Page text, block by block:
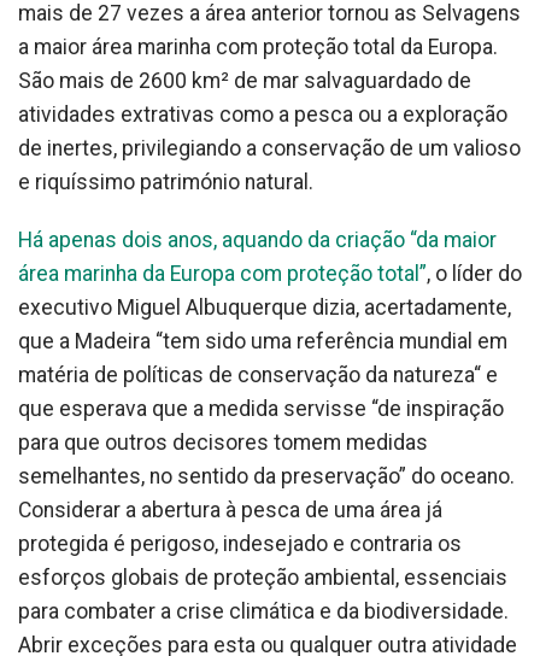
mais de 27 vezes a área anterior tornou as Selvagens
a maior área marinha com proteção total da Europa.
São mais de 2600 km² de mar salvaguardado de
atividades extrativas como a pesca ou a exploração
de inertes, privilegiando a conservação de um valioso
e riquíssimo património natural.
Há apenas dois anos, aquando da criação “da maior
área marinha da Europa com proteção total”, o líder do
executivo Miguel Albuquerque dizia, acertadamente,
que a Madeira “tem sido uma referência mundial em
matéria de políticas de conservação da natureza“ e
que esperava que a medida servisse “de inspiração
para que outros decisores tomem medidas
semelhantes, no sentido da preservação” do oceano.
Considerar a abertura à pesca de uma área já
protegida é perigoso, indesejado e contraria os
esforços globais de proteção ambiental, essenciais
para combater a crise climática e da biodiversidade.
Abrir exceções para esta ou qualquer outra atividade